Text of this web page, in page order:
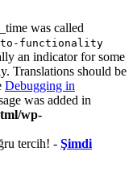
was called
functionality
an indicator for some
Translations should be
Debugging in
was added in
wp-
tercih! - Şimdi